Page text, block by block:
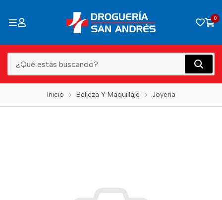
0
Inicio Belleza Y Maquillaje Joyeria